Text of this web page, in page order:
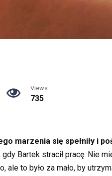
Views
735
marzenia się spełniły i
Bartek stracił pracę. Nie
ale to było za mało, by